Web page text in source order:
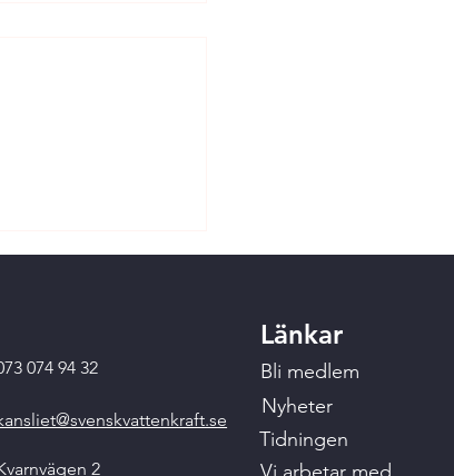
074 94 32
2
Länkar
Bli medlem
Nyheter
Tidningen